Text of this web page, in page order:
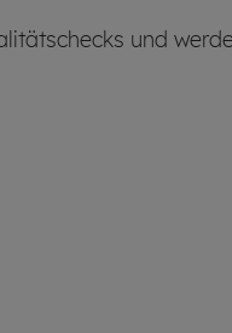
und